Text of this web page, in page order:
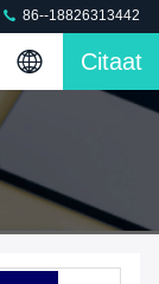
86--18826313442
Citaat